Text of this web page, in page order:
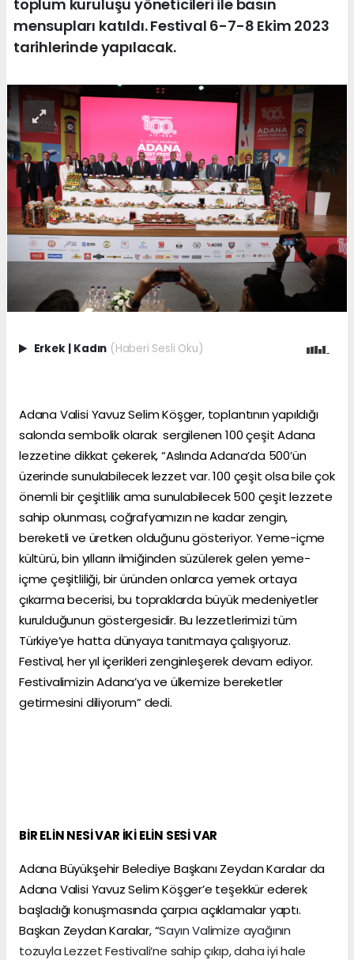
toplum kuruluşu yöneticileri ile basın
mensupları katıldı. Festival 6-7-8 Ekim 2023
tarihlerinde yapılacak.
Erkek | Kadın (Haberi Sesli Oku)
Adana Valisi Yavuz Selim Köşger, toplantının yapıldığı
salonda sembolik olarak sergilenen 100 çeşit Adana
lezzetine dikkat çekerek, “Aslında Adana’da 500’ün
üzerinde sunulabilecek lezzet var. 100 çeşit olsa bile çok
önemli bir çeşitlilik ama sunulabilecek 500 çeşit lezzete
sahip olunması, coğrafyamızın ne kadar zengin,
bereketli ve üretken olduğunu gösteriyor. Yeme-içme
kültürü, bin yılların ilmiğinden süzülerek gelen yeme-
içme çeşitliliği, bir üründen onlarca yemek ortaya
çıkarma becerisi, bu topraklarda büyük medeniyetler
kurulduğunun göstergesidir. Bu lezzetlerimizi tüm
Türkiye’ye hatta dünyaya tanıtmaya çalışıyoruz.
Festival, her yıl içerikleri zenginleşerek devam ediyor.
Festivalimizin Adana’ya ve ülkemize bereketler
getirmesini diliyorum” dedi.
BİR ELİN NESİ VAR İKİ ELİN SESİ VAR
Adana Büyükşehir Belediye Başkanı Zeydan Karalar da
Adana Valisi Yavuz Selim Köşger’e teşekkür ederek
başladığı konuşmasında çarpıcı açıklamalar yaptı.
Başkan Zeydan Karalar, “Sayın Valimize ayağının
tozuyla Lezzet Festivali’ne sahip çıkıp, daha iyi hale